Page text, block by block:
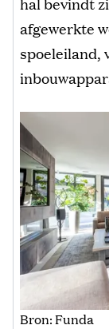
afgewerkte
spoeleiland,
Bron: Funda